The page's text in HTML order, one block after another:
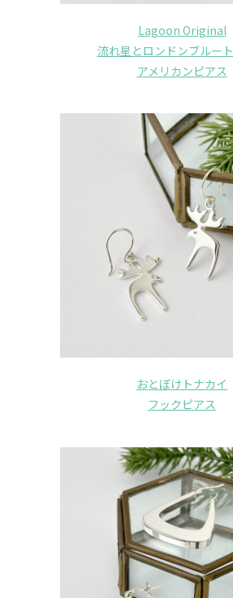
Lagoon Original
流れ星とロンドンブルー
アメリカンピアス
おとぼけトナカイ
フックピアス